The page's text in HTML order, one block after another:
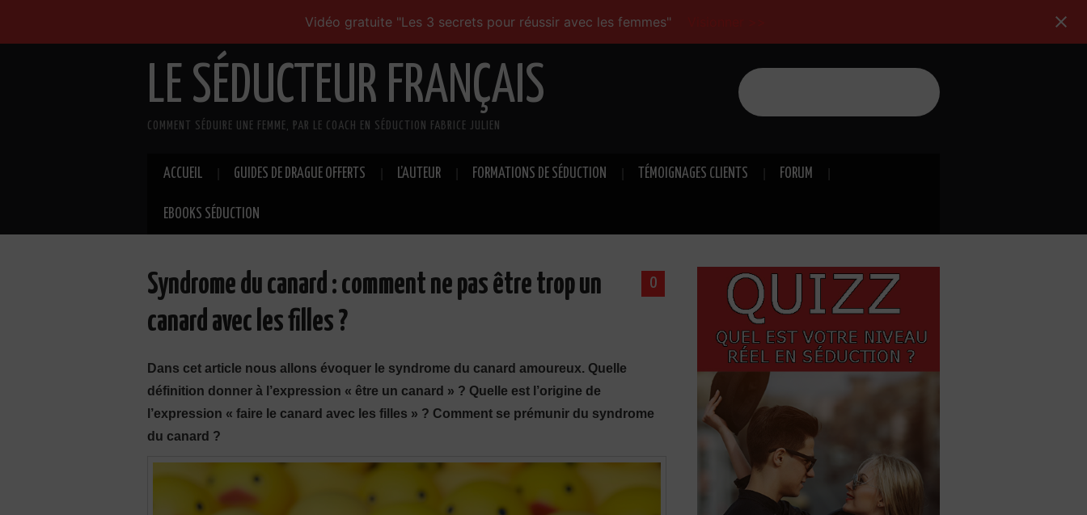
Vidéo gratuite "Les 3 secrets pour réussir avec les femmes"
LE SÉDUCTEUR FRANÇAIS
COMMENT SÉDUIRE UNE FEMME, PAR LE COACH EN SÉDUCTION FABRICE JULIEN
ACCUEIL GUIDES DE DRAGUE OFFERTS L’AUTEUR FORMATIONS DE SÉDUCTION TÉMOIGNAGES CLIENTS FORUM
EBOOKS SÉDUCTION
0
Syndrome du canard : comment ne pas être trop un
canard avec les filles ?
Dans cet article nous allons évoquer le syndrome du canard amoureux. Quelle
définition donner à l’expression « être un canard » ? Quelle est l’origine de
l’expression « faire le canard avec les filles » ? Comment se prémunir du syndrome
du canard ?